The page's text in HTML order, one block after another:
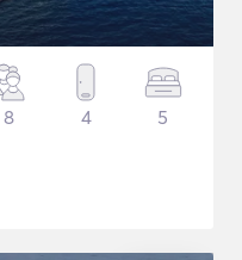
8 4 5